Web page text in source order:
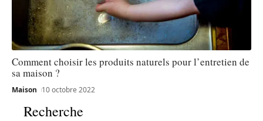
Comment choisir les produits naturels pour l’entretien de
sa maison ?
Maison 10 octobre 2022
Recherche